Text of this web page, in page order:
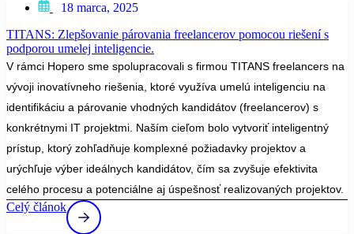
18 marca, 2025
TITANS: Zlepšovanie párovania freelancerov pomocou riešení s
podporou umelej inteligencie.
V rámci Hopero sme spolupracovali s firmou TITANS freelancers na
vývoji inovatívneho riešenia, ktoré využíva umelú inteligenciu na
identifikáciu a párovanie vhodných kandidátov (freelancerov) s
konkrétnymi IT projektmi. Naším cieľom bolo vytvoriť inteligentný
prístup, ktorý zohľadňuje komplexné požiadavky projektov a
urýchľuje výber ideálnych kandidátov, čím sa zvyšuje efektivita
celého procesu a potenciálne aj úspešnosť realizovaných projektov.
Celý článok